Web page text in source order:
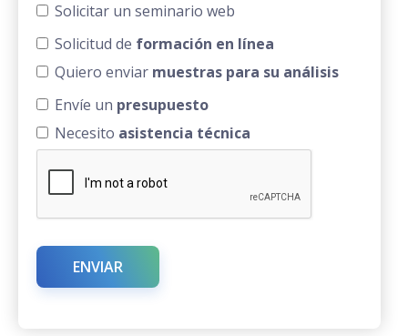
Solicitar un seminario web
Solicitud de formación en línea
Quiero enviar muestras para su análisis
Envíe un presupuesto
Necesito asistencia técnica